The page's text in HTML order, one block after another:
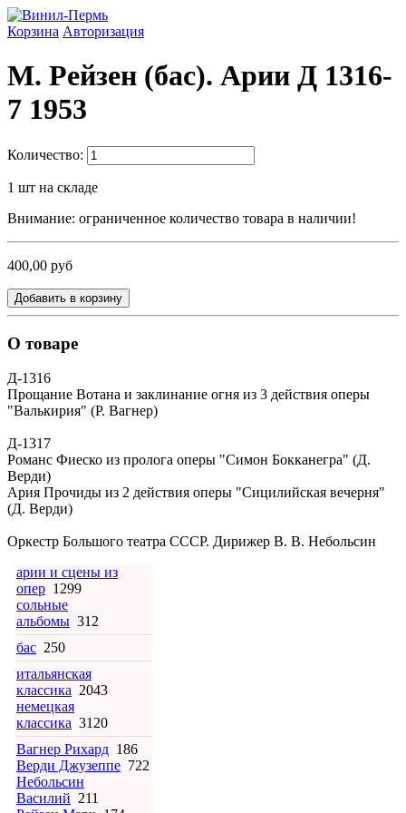
Корзина Авторизация
М. Рейзен (бас). Арии Д 1316-
7 1953
Количество:
1 шт на складе
Внимание: ограниченное количество товара в наличии!
400,00 руб
Добавить в корзину
О товаре
Д-1316
Прощание Вотана и заклинание огня из 3 действия оперы
"Валькирия" (Р. Вагнер)
Д-1317
Романс Фиеско из пролога оперы "Симон Бокканегра" (Д.
Верди)
Ария Прочиды из 2 действия оперы "Сицилийская вечерня"
(Д. Верди)
Оркестр Большого театра СССР. Дирижер В. В. Небольсин
арии и сцены из
опер 1299
сольные
альбомы 312
бас 250
итальянская
классика 2043
немецкая
классика 3120
Вагнер Рихард 186
Верди Джузеппе 722
Небольсин
Василий 211